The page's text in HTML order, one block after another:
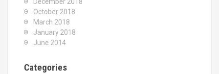
December 2018
October 2018
March 2018
January 2018
June 2014
Categories